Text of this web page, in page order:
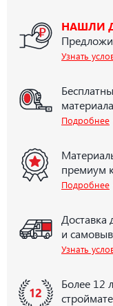
НАШЛИ
Узнать
материала
Подробнее
премиум
Подробнее
Доставка
и
Узнать
Более 12